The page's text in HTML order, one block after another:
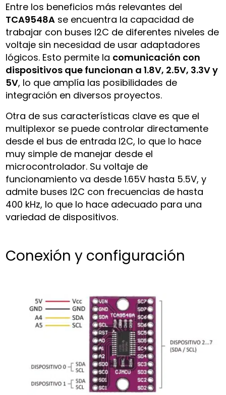
Entre los beneficios más relevantes del
TCA9548A se encuentra la capacidad de
trabajar con buses I2C de diferentes niveles de
voltaje sin necesidad de usar adaptadores
lógicos. Esto permite la comunicación con
dispositivos que funcionan a 1.8V, 2.5V, 3.3V y
5V, lo que amplía las posibilidades de
integración en diversos proyectos.
Otra de sus características clave es que el
multiplexor se puede controlar directamente
desde el bus de entrada I2C, lo que lo hace
muy simple de manejar desde el
microcontrolador. Su voltaje de
funcionamiento va desde 1.65V hasta 5.5V, y
admite buses I2C con frecuencias de hasta
400 kHz, lo que lo hace adecuado para una
variedad de dispositivos.
Conexión y configuración